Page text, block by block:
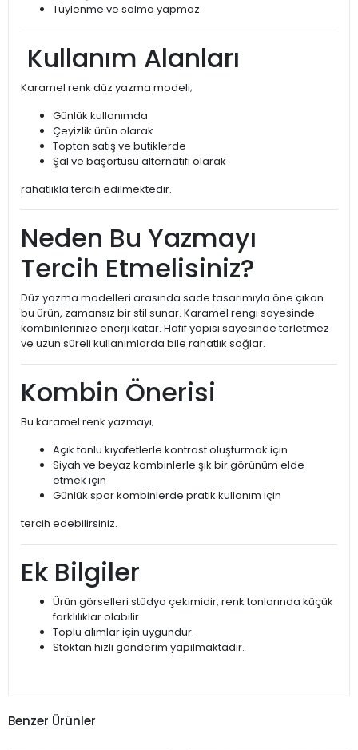
Tüylenme ve solma yapmaz
Kullanım Alanları
Karamel renk düz yazma modeli;
Günlük kullanımda
Çeyizlik ürün olarak
Toptan satış ve butiklerde
Şal ve başörtüsü alternatifi olarak
rahatlıkla tercih edilmektedir.
Neden Bu Yazmayı
Tercih Etmelisiniz?
Düz yazma modelleri arasında sade tasarımıyla öne çıkan
bu ürün, zamansız bir stil sunar. Karamel rengi sayesinde
kombinlerinize enerji katar. Hafif yapısı sayesinde terletmez
ve uzun süreli kullanımlarda bile rahatlık sağlar.
Kombin Önerisi
Bu karamel renk yazmayı;
Açık tonlu kıyafetlerle kontrast oluşturmak için
Siyah ve beyaz kombinlerle şık bir görünüm elde
etmek için
Günlük spor kombinlerde pratik kullanım için
tercih edebilirsiniz.
Ek Bilgiler
Ürün görselleri stüdyo çekimidir, renk tonlarında küçük
farklılıklar olabilir.
Toplu alımlar için uygundur.
Stoktan hızlı gönderim yapılmaktadır.
Benzer Ürünler